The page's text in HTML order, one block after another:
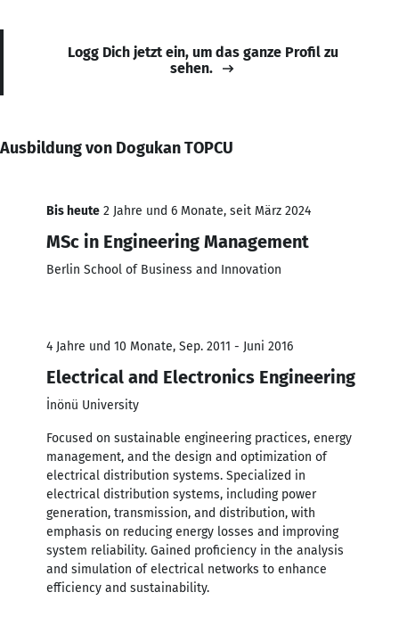
Logg Dich jetzt ein, um das ganze Profil zu
sehen.
Ausbildung von Dogukan TOPCU
Bis heute 2 Jahre und 6 Monate, seit März 2024
MSc in Engineering Management
Berlin School of Business and Innovation
4 Jahre und 10 Monate, Sep. 2011 - Juni 2016
Electrical and Electronics Engineering
İnönü University
Focused on sustainable engineering practices, energy
management, and the design and optimization of
electrical distribution systems. Specialized in
electrical distribution systems, including power
generation, transmission, and distribution, with
emphasis on reducing energy losses and improving
system reliability. Gained proficiency in the analysis
and simulation of electrical networks to enhance
efficiency and sustainability.